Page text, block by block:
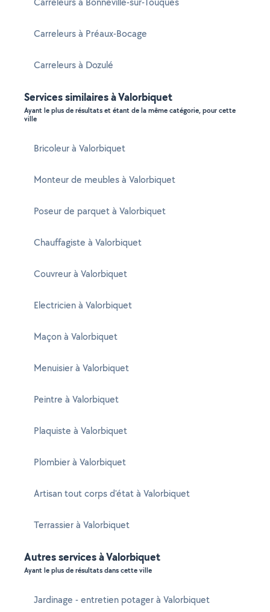
Carreleurs à Préaux-Bocage
Carreleurs à Dozulé
Services similaires à Valorbiquet
Ayant le plus de résultats et étant de la même catégorie, pour cette
ville
Bricoleur à Valorbiquet
Monteur de meubles à Valorbiquet
Poseur de parquet à Valorbiquet
Chauffagiste à Valorbiquet
Couvreur à Valorbiquet
Electricien à Valorbiquet
Maçon à Valorbiquet
Menuisier à Valorbiquet
Peintre à Valorbiquet
Plaquiste à Valorbiquet
Plombier à Valorbiquet
Artisan tout corps d'état à Valorbiquet
Terrassier à Valorbiquet
Autres services à Valorbiquet
Ayant le plus de résultats dans cette ville
Jardinage - entretien potager à Valorbiquet